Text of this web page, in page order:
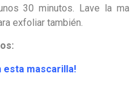
30 minutos. Lave la
exfoliar también.
esta mascarilla!